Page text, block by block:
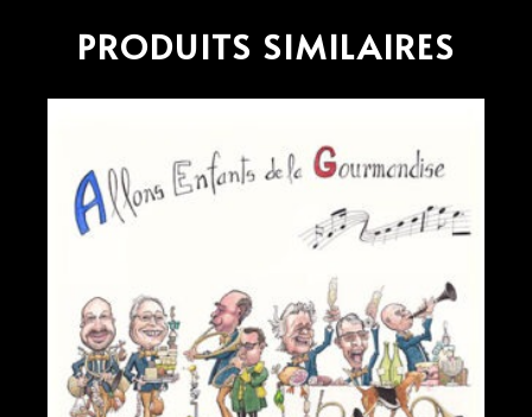
PRODUITS SIMILAIRES